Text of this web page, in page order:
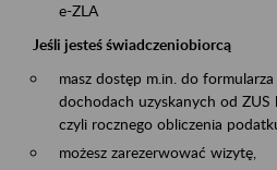
e-ZLA
Jeśli jesteś świadczeniobiorcą
masz dostęp m.in. do
dochodach uzyskanych od ZUS
czyli rocznego obliczenia
możesz zarezerwować wizytę,